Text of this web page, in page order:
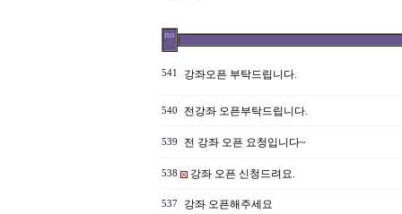
no
541 강좌오픈 부탁드립니다.
540 전강좌 오픈부탁드립니다.
539 전 강좌 오픈 요청입니다~
538 강좌 오픈 신청드려요.
537 강좌 오픈해주세요